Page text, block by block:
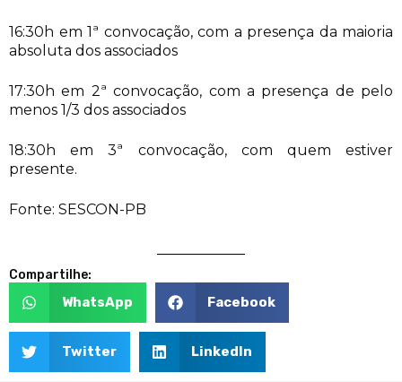
16:30h em 1ª convocação, com a presença da maioria
absoluta dos associados
17:30h em 2ª convocação, com a presença de pelo
menos 1/3 dos associados
18:30h em 3ª convocação, com quem estiver
presente.
Fonte: SESCON-PB
Compartilhe:
WhatsApp Facebook
Twitter LinkedIn